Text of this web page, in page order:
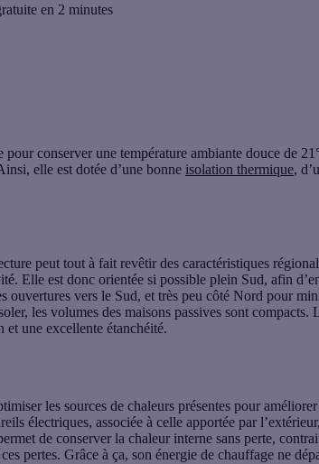
en 2 minutes
pour conserver une température ambiante douce de
elle est dotée d’une bonne isolation thermique,
peut tout à fait revêtir des caractéristiques
Elle est donc orientée si possible plein Sud, afin
ouvertures vers le Sud, et très peu côté Nord pour
les volumes des maisons passives sont compacts.
et une excellente étanchéité.
les sources de chaleurs présentes pour
électriques, associée à celle apportée par
de conserver la chaleur interne sans perte,
pertes. Grâce à ça, son énergie de chauffage ne